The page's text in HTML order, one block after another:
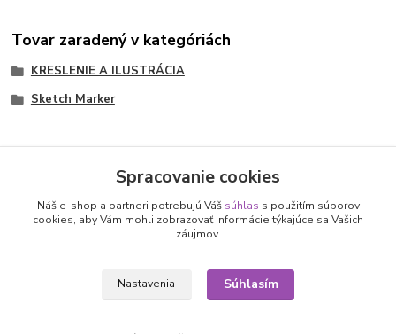
Tovar zaradený v kategóriách
KRESLENIE A ILUSTRÁCIA
Sketch Marker
Nepremeškajte novinky, akcie a
zľavy!
Prihlásiť sa
spracovaním osobných údajov
Spracovanie cookies
Náš e-shop a partneri potrebujú Váš súhlas s použitím súborov
cookies, aby Vám mohli zobrazovať informácie týkajúce sa Vašich
záujmov.
Nastavenia Súhlasím